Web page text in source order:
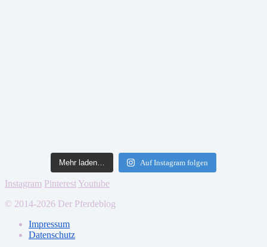
Mehr laden… Auf Instagram folgen
Instagram PinterestYoutube
© 2014-2026 Der Pferdeblog
Impressum
Datenschutz